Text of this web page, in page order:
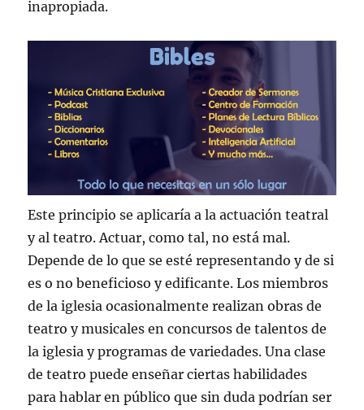
inapropiada.
Este principio se aplicaría a la actuación teatral
y al teatro. Actuar, como tal, no está mal.
Depende de lo que se esté representando y de si
es o no beneficioso y edificante. Los miembros
de la iglesia ocasionalmente realizan obras de
teatro y musicales en concursos de talentos de
la iglesia y programas de variedades. Una clase
de teatro puede enseñar ciertas habilidades
para hablar en público que sin duda podrían ser